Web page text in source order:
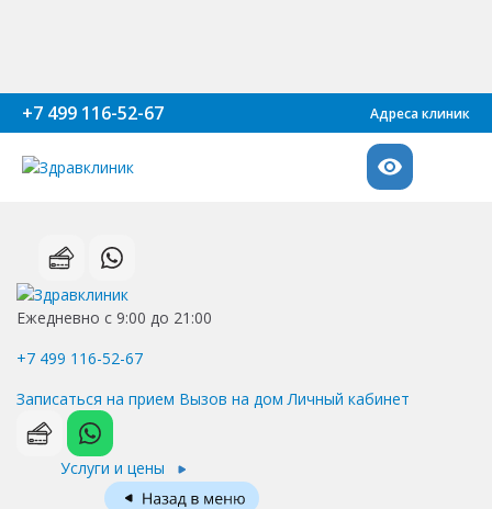
+7 499 116-52-67 Адреса клиник
Ежедневно с 9:00 до 21:00
+7 499 116-52-67
Записаться на прием Вызов на дом Личный кабинет
Услуги и цены